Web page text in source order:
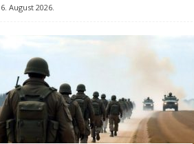
6. August 2026.